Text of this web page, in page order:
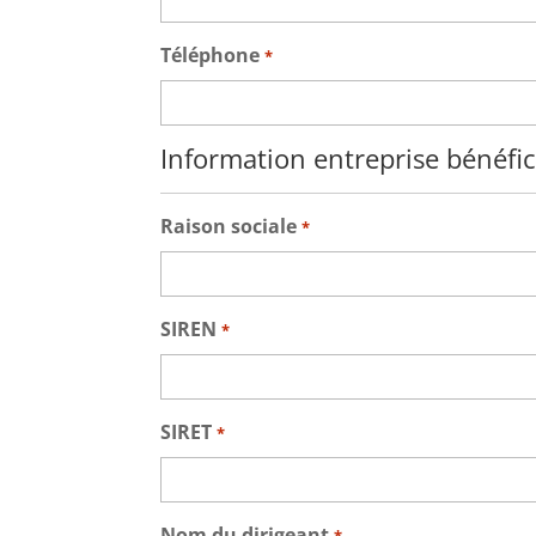
Téléphone *
Information entreprise
Raison sociale *
SIREN *
SIRET *